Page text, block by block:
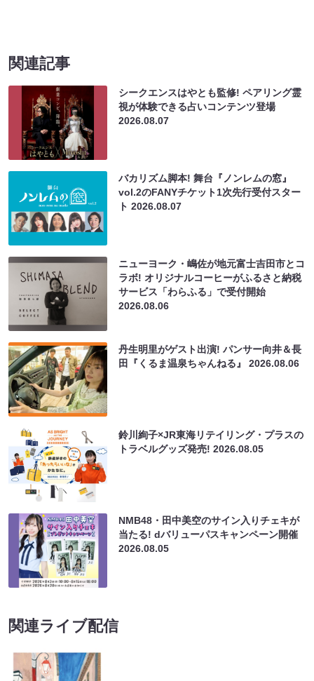
関連記事
シークエンスはやとも監修! ペアリング霊
視が体験できる占いコンテンツ登場
2026.08.07
バカリズム脚本! 舞台『ノンレムの窓』
vol.2のFANYチケット1次先行受付スター
ト2026.08.07
ニューヨーク・嶋佐が地元富士吉田市とコ
ラボ! オリジナルコーヒーがふるさと納税
サービス「わらふる」で受付開始
2026.08.06
丹生明里がゲスト出演! パンサー向井＆長
田『くるま温泉ちゃんねる』2026.08.06
鈴川絢子×JR東海リテイリング・プラスの
トラベルグッズ発売!2026.08.05
NMB48・田中美空のサイン入りチェキが
当たる! dバリューパスキャンペーン開催
2026.08.05
関連ライブ配信